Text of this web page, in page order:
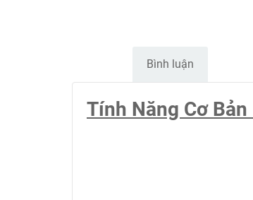
Bình luận
Tính Năng Cơ Bản